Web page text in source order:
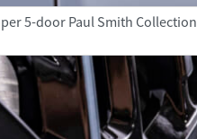
5-door Paul Smith Collection